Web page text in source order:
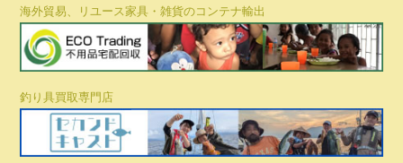
海外貿易、リユース家具・雑貨のコンテナ輸出
釣り具買取専門店